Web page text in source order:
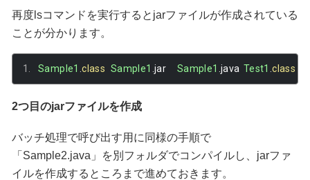
再度lsコマンドを実行するとjarファイルが作成されている
ことが分かります。
Sample1 .class Sample1 . Sample1 . Test1 .class
2つ目のjarファイルを作成
バッチ処理で呼び出す用に同様の手順で
「Sample2.java」を別フォルダでコンパイルし、jarファ
イルを作成するところまで進めておきます。